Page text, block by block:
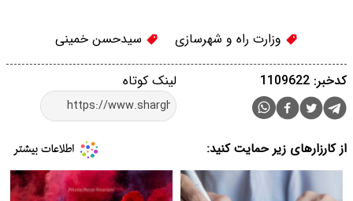
وزارت راه و شهرسازی سیدحسن خمینی
لینک کوتاه کدخبر: 1109622
از کارزارهای زیر حمایت کنید: